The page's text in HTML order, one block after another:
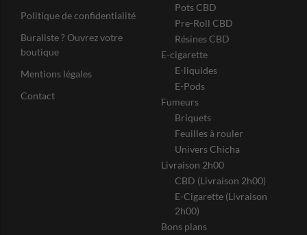
Politique de confidentialité
Buraliste ? Ouvrez votre
boutique
Mentions légales
Contact
Pots CBD
Pre-Roll CBD
Résines CBD
E-cigarette
E-liquides
E-Pods
Fumeurs
Briquets
Feuilles à rouler
Univers Chicha
Livraison 2h00
CBD (Livraison 2h00)
E-Cigarette (Livraison
2h00)
Bons plans